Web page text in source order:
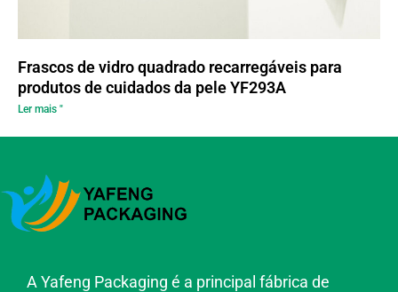
Frascos de vidro quadrado recarregáveis para
produtos de cuidados da pele YF293A
Ler mais "
A Yafeng Packaging é a principal fábrica de